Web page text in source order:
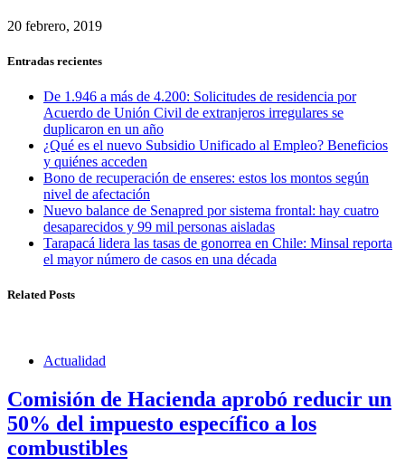
20 febrero, 2019
Entradas recientes
De 1.946 a más de 4.200: Solicitudes de residencia por
Acuerdo de Unión Civil de extranjeros irregulares se
duplicaron en un año
¿Qué es el nuevo Subsidio Unificado al Empleo? Beneficios
y quiénes acceden
Bono de recuperación de enseres: estos los montos según
nivel de afectación
Nuevo balance de Senapred por sistema frontal: hay cuatro
desaparecidos y 99 mil personas aisladas
Tarapacá lidera las tasas de gonorrea en Chile: Minsal reporta
el mayor número de casos en una década
Related Posts
Actualidad
Comisión de Hacienda aprobó reducir un
50% del impuesto específico a los
combustibles